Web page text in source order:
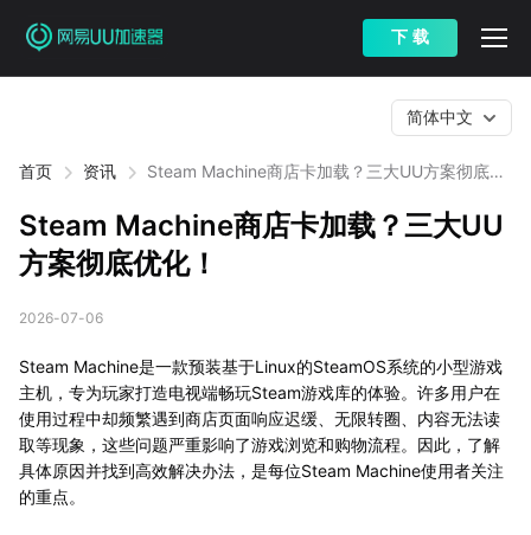
下 载
首页 资讯
Steam Machine商店卡加载？三大UU方案彻底优
简体中文
Steam Machine商店卡加载？三大UU
方案彻底优化！
2026-07-06
Steam Machine是一款预装基于Linux的SteamOS系统的小型游戏
主机，专为玩家打造电视端畅玩Steam游戏库的体验。许多用户在
使用过程中却频繁遇到商店页面响应迟缓、无限转圈、内容无法读
取等现象，这些问题严重影响了游戏浏览和购物流程。因此，了解
具体原因并找到高效解决办法，是每位Steam Machine使用者关注
的重点。